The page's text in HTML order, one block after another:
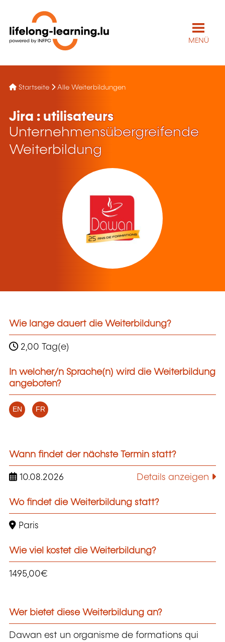
MENÜ
Startseite Alle Weiterbildungen
Jira : utilisateurs
Unternehmensübergreifende
Weiterbildung
Wie lange dauert die Weiterbildung?
2,00 Tag(e)
In welcher/n Sprache(n) wird die Weiterbildung
angeboten?
EN FR
Wann findet der nächste Termin statt?
10.08.2026 Details anzeigen
Wo findet die Weiterbildung statt?
Paris
Wie viel kostet die Weiterbildung?
1495,00€
Wer bietet diese Weiterbildung an?
Dawan est un organisme de formations qui